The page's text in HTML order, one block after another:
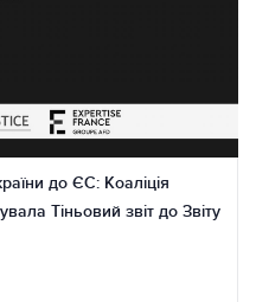
до ЄС: Коаліція
Тіньовий звіт до Звіту